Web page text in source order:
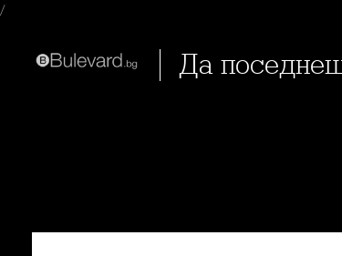
/
Да